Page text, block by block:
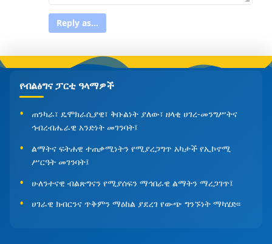
Reply as...
የብልፅግና ፓርቲ ዓላማዎች
ጠንካራ፣ ዴሞክራሲያዊ፣ ቅቡልነት ያለው፣ ዘላቂ ሀገረ-መንግሥትና
ኅብረብሔራዊ አንድነት መገንባት፤
ልማትና ፍትሐዊ ተጠቃሚነትን የሚያረጋግጥ አካታች የኢኮኖሚ
ሥርዓት መገንባት፤
ሁለንተናዊ ብልጽግናን የሚያሰፍን ማኅበራዊ ልማትን ማረጋገጥ፤
ሀገራዊ ክብርንና ጥቅምን ማዕከል ያደረገ የውጭ ግንኙነት ማካሄድ፡፡